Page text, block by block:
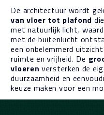
De architectuur wordt
van vloer tot plafond
met natuurlijk licht,
met de buitenlucht
een onbelemmerd
ruimte en vrijheid. De
vloeren versterken de
duurzaamheid en
keuze maken voor een